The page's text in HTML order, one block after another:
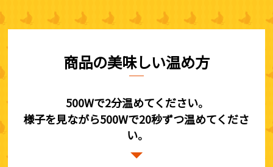
商品の美味しい温め方
500Wで2分温めてください。
様子を見ながら500Wで20秒ずつ温めてくださ
い。